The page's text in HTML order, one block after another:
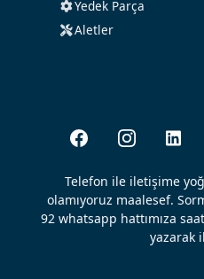
Yedek Parça
Aletler
Telefon ile iletişime
olamıyoruz maalesef.
92 whatsapp hattımıza
yazarak